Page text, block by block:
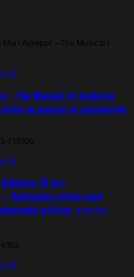
– The Musical: Et moderne
og masser af stjernestøv
25-års
Vaskeægte cirkus med
artister ⭐⭐⭐⭐⭐